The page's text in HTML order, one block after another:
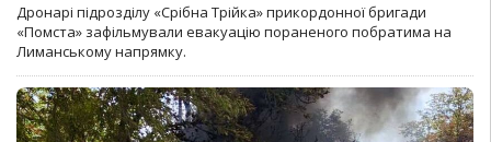
Дронарі підрозділу «Срібна Трійка» прикордонної бригади
«Помста» зафільмували евакуацію пораненого побратима на
Лиманському напрямку.